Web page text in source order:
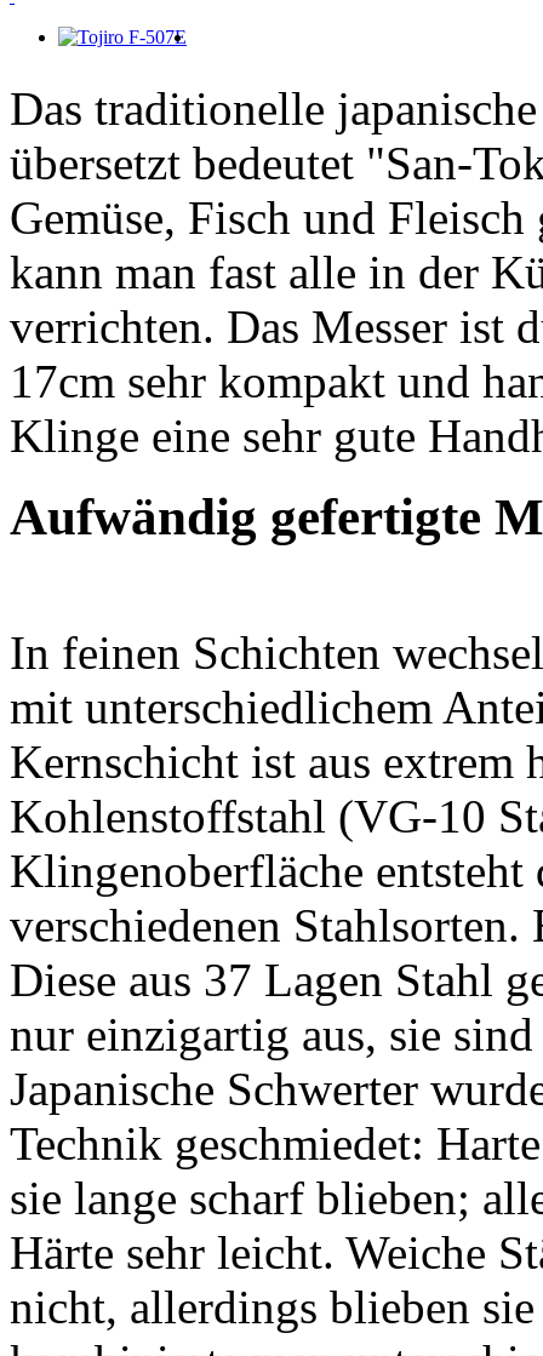
Das traditionelle
übersetzt bedeutet "San-
Gemüse, Fisch und
kann man fast alle in der
verrichten. Das Messer ist
17cm sehr kompakt und
Klinge eine sehr gute
Aufwändig gefertigte
In feinen Schichten
mit unterschiedlichem
Kernschicht ist aus extrem
Kohlenstoffstahl (VG-10
Klingenoberfläche entsteht
verschiedenen
Diese aus 37 Lagen Stahl
nur einzigartig aus, sie
Japanische Schwerter
Technik geschmiedet:
sie lange scharf blieben;
Härte sehr leicht. Weiche
nicht, allerdings blieben